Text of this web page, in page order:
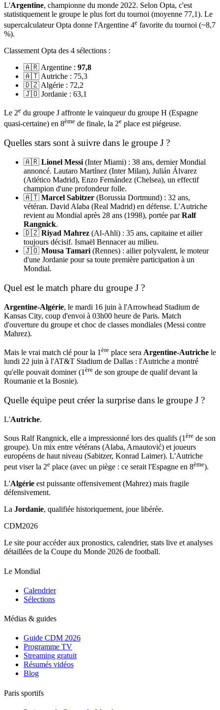
L'Argentine, championne du monde 2022. Selon Opta, c'est
statistiquement le groupe le plus fort du tournoi (moyenne 77,1). Le
supercalculateur Opta donne l'Argentine 4e favorite du tournoi (~8,7
%).
Classement Opta des 4 sélections :
🇦🇷 Argentine : 97,8
🇦🇹 Autriche : 75,3
🇩🇿 Algérie : 72,2
🇯🇴 Jordanie : 63,1
Le 2e du groupe J affronte le vainqueur du groupe H (Espagne
quasi-certaine) en 8ème de finale, la 2e place est piégeuse.
Quelles stars sont à suivre dans le groupe J ?
🇦🇷 Lionel Messi (Inter Miami) : 38 ans, dernier Mondial
annoncé. Lautaro Martínez (Inter Milan), Julián Álvarez
(Atlético Madrid), Enzo Fernández (Chelsea), un effectif
champion d'une profondeur folle.
🇦🇹 Marcel Sabitzer (Borussia Dortmund) : 32 ans,
vétéran. David Alaba (Real Madrid) en défense. L'Autriche
revient au Mondial après 28 ans (1998), portée parRalf
Rangnick.
🇩🇿 Riyad Mahrez (Al-Ahli) : 35 ans, capitaine et ailier
toujours décisif. Ismaël Bennacer au milieu.
🇯🇴 Mousa Tamari (Rennes) : ailier polyvalent, le moteur
d'une Jordanie pour sa toute première participation à un
Mondial.
Quel est le match phare du groupe J ?
Argentine-Algérie, le mardi 16 juin à l'Arrowhead Stadium de
Kansas City, coup d'envoi à 03h00 heure de Paris. Match
d'ouverture du groupe et choc de classes mondiales (Messi contre
Mahrez).
Mais le vrai match clé pour la 1 ère place sera Argentine-Autriche le
lundi 22 juin à l'AT&T Stadium de Dallas : l'Autriche a montré
qu'elle pouvait dominer (1 ère de son groupe de qualif devant la
Roumanie et la Bosnie).
Quelle équipe peut créer la surprise dans le groupe J ?
L'Autriche.
Sous Ralf Rangnick, elle a impressionné lors des qualifs (1 ère de son
groupe). Un mix entre vétérans (Alaba, Arnautović) et joueurs
européens de haut niveau (Sabitzer, Konrad Laimer). L'Autriche
peut viser la 2e place (avec un piège : ce serait l'Espagne en 8ème).
L'Algérie est puissante offensivement (Mahrez) mais fragile
défensivement.
La Jordanie, qualifiée historiquement, joue libérée.
CDM2026
Le site pour accéder aux pronostics, calendrier, stats live et analyses
détaillées de la Coupe du Monde 2026 de football.
Le Mondial
Calendrier
Sélections
Médias & guides
Guide CDM 2026
Programme TV
Streaming gratuit
Résumés vidéos
Blog
Paris sportifs